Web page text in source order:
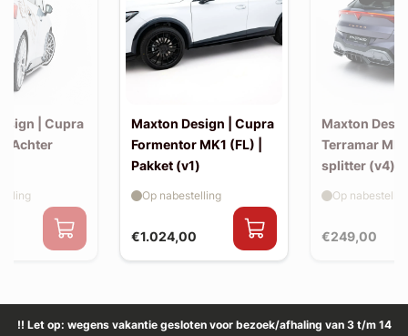
| Cupra
| Achter
Maxton Design | Cupra
Formentor MK1 (FL) |
Pakket (v1)
€1.024,00
Op nabestelling
Maxton
Terramar
splitter (v4)
€249,00
Op
!! Let op: wegens vakantie gesloten voor bezoek/afhaling van 3 t/m 14